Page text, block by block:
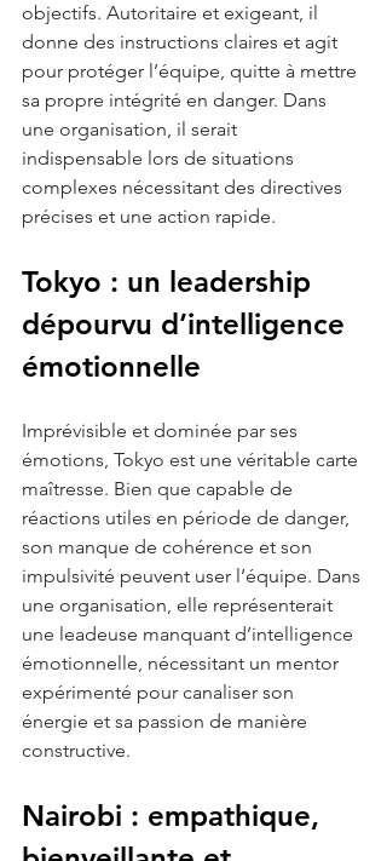
objectifs. Autoritaire et exigeant, il
donne des instructions claires et agit
pour protéger l’équipe, quitte à mettre
sa propre intégrité en danger. Dans
une organisation, il serait
indispensable lors de situations
complexes nécessitant des directives
précises et une action rapide.
Tokyo : un leadership
dépourvu d’intelligence
émotionnelle
Imprévisible et dominée par ses
émotions, Tokyo est une véritable carte
maîtresse. Bien que capable de
réactions utiles en période de danger,
son manque de cohérence et son
impulsivité peuvent user l’équipe. Dans
une organisation, elle représenterait
une leadeuse manquant d’intelligence
émotionnelle, nécessitant un mentor
expérimenté pour canaliser son
énergie et sa passion de manière
constructive.
Nairobi : empathique,